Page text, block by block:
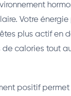
Votre
plus actif en
de calories tout
positif permet